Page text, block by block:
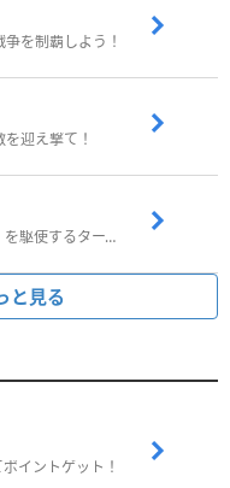
を制覇しよう！
迎え撃て！
武器の『アビリティ』と『戦神』を駆使するターン制コマンドバトルRPG！
と見る
イントゲット！